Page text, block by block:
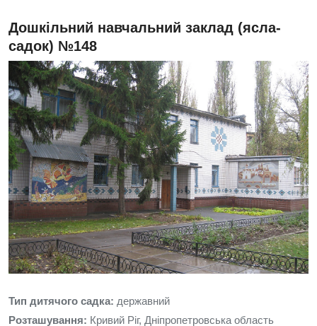
Дошкільний навчальний заклад (ясла-
садок) №148
Тип дитячого садка: державний
Розташування: Кривий Ріг, Дніпропетровська область